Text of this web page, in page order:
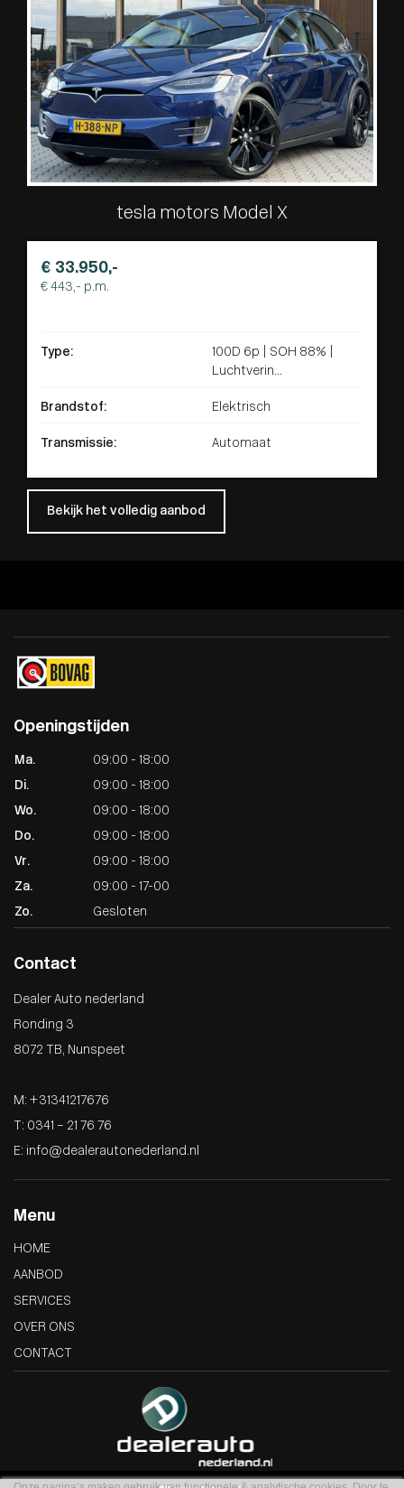
tesla motors Model X
€ 33.950,-
€ 443,- p.m.
Type:
100D 6p | SOH 88% |
Luchtverin...
Brandstof: Elektrisch
Transmissie: Automaat
Bekijk het volledig aanbod
Openingstijden
Ma.
09:00 - 18:00
Di.
09:00 - 18:00
Wo.
09:00 - 18:00
Do.
09:00 - 18:00
Vr.
09:00 - 18:00
Za.
09:00 - 17-00
Zo.
Gesloten
Contact
Dealer Auto nederland
Ronding 3
8072 TB, Nunspeet
M: +31341217676
T: 0341 – 21 76 76
E: info@dealerautonederland.nl
Menu
HOME
AANBOD
SERVICES
OVER ONS
CONTACT